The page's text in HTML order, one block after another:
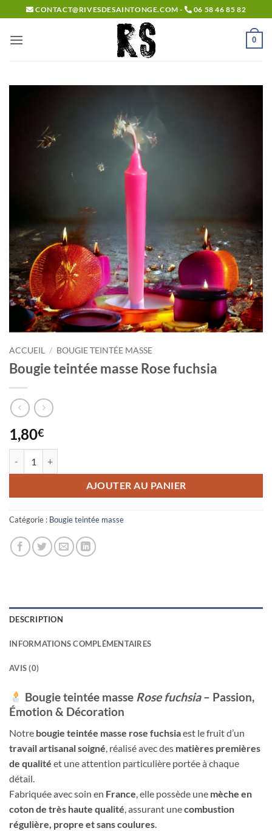
Passer
au
contenu
CONTACT@RIVESDESAINTONGE.COM - 06 58 46 85 82
0
ACCUEIL / BOUGIE TEINTÉE MASSE
Bougie teintée masse Rose fuchsia
1,80€
AJOUTER AU PANIER
Catégorie : Bougie teintée masse
DESCRIPTION
INFORMATIONS COMPLÉMENTAIRES
AVIS (0)
Bougie teintée masse Rose fuchsia– Passion,
Émotion & Décoration
Notre bougie teintée masse rose fuchsiaest le fruit d’un
travail artisanal soigné, réalisé avec des matières premières
de qualité et une attention particulière portée à chaque
détail.
Fabriquée avec soin en France, elle possède une mèche en
coton de très haute qualité, assurant unecombustion
régulière, propre et sans coulures.